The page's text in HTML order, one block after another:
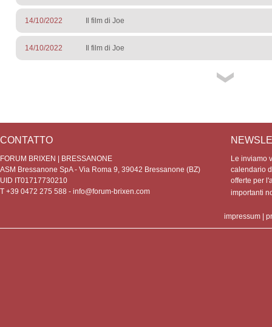
14/10/2022 Il film di Joe
14/10/2022 Il film di Joe
CONTATTO
FORUM BRIXEN | BRESSANONE
ASM Bressanone SpA - Via Roma 9, 39042 Bressanone (BZ)
UID IT01717730210
T +39 0472 275 588 - info@forum-brixen.com
Le inviamo
calendario
offerte per
importanti
impressum